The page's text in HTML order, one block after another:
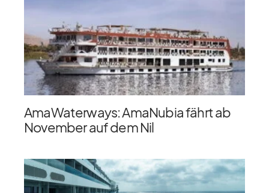
AmaWaterways: AmaNubia fährt ab
November auf dem Nil